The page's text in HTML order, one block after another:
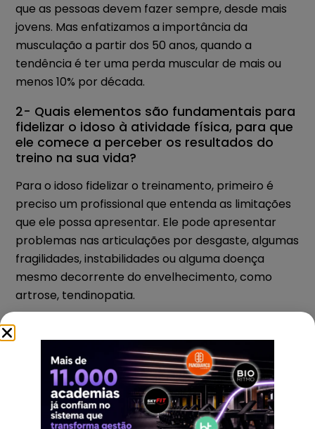
que as pessoas devem fazer sempre, desde mais
jovens. Mas enfatizamos a importância da
musculação a partir dos 50 anos, quando a
tendência é ter uma perda muscular de mais ou
menos 10% por década.
2- Quais elementos são fundamentais para
fidelizar o idoso à atividade física, para que
ele comece a perceber os resultados do
treino na sua vida?
Para o idoso fidelizar o treinamento, primeiro é
preciso um profissional que entenda as limitações
que ele possa apresentar. Ele pode apresentar
problemas nas articulações por desgaste, algumas
fragilidades, instabilidades ou alguma doença
mesmo decorrente do envelhecimento, como
artrose, tendinopatia.
conheça como funciona o processo de
envelhecimento, para poder adaptar o treino às
questões individuais, pois as pessoas apresentam
limitações e dores em razão destes efeitos do
envelhecimento.